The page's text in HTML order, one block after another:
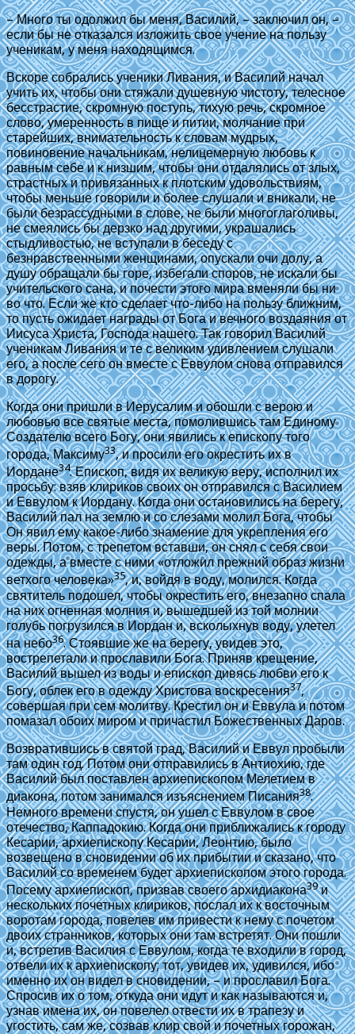
– Много ты одолжил бы меня, Василий, – заключил он, –
если бы не отказался изложить свое учение на пользу
ученикам, у меня находящимся.
Вскоре собрались ученики Ливания, и Василий начал
учить их, чтобы они стяжали душевную чистоту, телесное
бесстрастие, скромную поступь, тихую речь, скромное
слово, умеренность в пище и питии, молчание при
старейших, внимательность к словам мудрых,
повиновение начальникам, нелицемерную любовь к
равным себе и к низшим, чтобы они отдалялись от злых,
страстных и привязанных к плотским удовольствиям,
чтобы меньше говорили и более слушали и вникали, не
были безрассудными в слове, не были многоглаголивы,
не смеялись бы дерзко над другими, украшались
стыдливостью, не вступали в беседу с
безнравственными женщинами, опускали очи долу, а
душу обращали бы горе, избегали споров, не искали бы
учительского сана, и почести этого мира вменяли бы ни
во что. Если же кто сделает что-либо на пользу ближним,
то пусть ожидает награды от Бога и вечного воздаяния от
Иисуса Христа, Господа нашего. Так говорил Василий
ученикам Ливания и те с великим удивлением слушали
его, а после сего он вместе с Еввулом снова отправился
в дорогу.
Когда они пришли в Иерусалим и обошли с верою и
любовью все святые места, помолившись там Единому
Создателю всего Богу, они явились к епископу того
города, Максиму33, и просили его окрестить их в
Иордане34. Епископ, видя их великую веру, исполнил их
просьбу: взяв клириков своих он отправился с Василием
и Еввулом к Иордану. Когда они остановились на берегу,
Василий пал на землю и со слезами молил Бога, чтобы
Он явил ему какое-либо знамение для укрепления его
веры. Потом, с трепетом вставши, он снял с себя свои
одежды, а вместе с ними«отложил прежний образ жизни
ветхого человека»35, и, войдя в воду, молился. Когда
святитель подошел, чтобы окрестить его, внезапно спала
на них огненная молния и, вышедшей из той молнии
голубь погрузился в Иордан и, всколыхнув воду, улетел
на небо36. Стоявшие же на берегу, увидев это,
вострепетали и прославили Бога. Приняв крещение,
Василий вышел из воды и епископ дивясь любви его к
Богу, облек его в одежду Христова воскресения37,
совершая при сем молитву. Крестил он и Еввула и потом
помазал обоих миром и причастил Божественных Даров.
Возвратившись в святой град, Василий и Еввул пробыли
там один год. Потом они отправились в Антиохию, где
Василий был поставлен архиепископом Мелетием в
диакона, потом занимался изъяснением Писания38.
Немного времени спустя, он ушел с Еввулом в свое
отечество, Каппадокию. Когда они приближались к городу
Кесарии, архиепископу Кесарии, Леонтию, было
возвещено в сновидении об их прибытии и сказано, что
Василий со временем будет архиепископом этого города.
Посему архиепископ, призвав своего архидиакона39и
нескольких почетных клириков, послал их к восточным
воротам города, повелев им привести к нему с почетом
двоих странников, которых они там встретят. Они пошли
и, встретив Василия с Еввулом, когда те входили в город,
отвели их к архиепископу; тот, увидев их, удивился, ибо
именно их он видел в сновидении, – и прославил Бога.
Спросив их о том, откуда они идут и как называются и,
узнав имена их, он повелел отвести их в трапезу и
угостить, сам же, созвав клир свой и почетных горожан,